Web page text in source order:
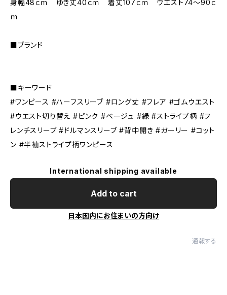
身幅48ｃｍ ゆき丈40ｃｍ 着丈107ｃｍ ウエスト74～90ｃ
ｍ
■ブランド
■キーワード
#ワンピース #ハーフスリーブ #ロング丈 #フレア #ゴムウエスト
#ウエスト切り替え #ピンク #ベージュ #緑 #ストライプ柄 #フ
レンチスリーブ #ドルマンスリーブ #背中開き #ガーリー #コット
ン #半袖ストライプ柄ワンピース
International shipping available
Add to cart
日本国内にお住まいの方向け
通報する